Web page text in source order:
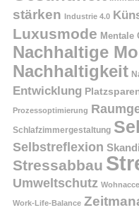
stärken
Industrie 4.0
Luxusmode Mentale
Nachhaltige
Nachhaltigkeit
Entwicklung
Prozessoptimierung
Schlafzimmergestaltung
Selbstreflexion
Stressabbau
Umweltschutz
Work-Life-Balance